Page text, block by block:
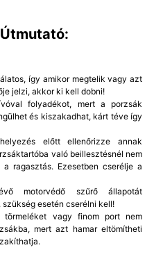
így amikor megtelik vagy azt
jelzi, akkor ki kell dobni!
folyadékot, mert a porzsák
és kiszakadhat, kárt téve így
előtt ellenőrizze annak
való beillesztésnél nem
ragasztás. Ezesetben cserélje a
motorvédő szűrő állapotát
esetén cserélni kell!
törmeléket vagy finom port nem
mert azt hamar eltömítheti